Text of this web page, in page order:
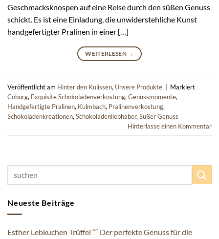
Geschmacksknospen auf eine Reise durch den süßen Genuss
schickt. Es ist eine Einladung, die unwiderstehliche Kunst
handgefertigter Pralinen in einer […]
WEITERLESEN →
Veröffentlicht am Hinter den Kulissen, Unsere Produkte
Markiert
Coburg, Exquisite Schokoladenverkostung, Genussmomente,
Handgefertigte Pralinen, Kulmbach, Pralinenverkostung,
Schokoladenkreationen, Schokoladenliebhaber, Süßer Genuss
Hinterlasse einen Kommentar
Neueste Beiträge
Esther Lebkuchen Trüffel ““ Der perfekte Genuss für die